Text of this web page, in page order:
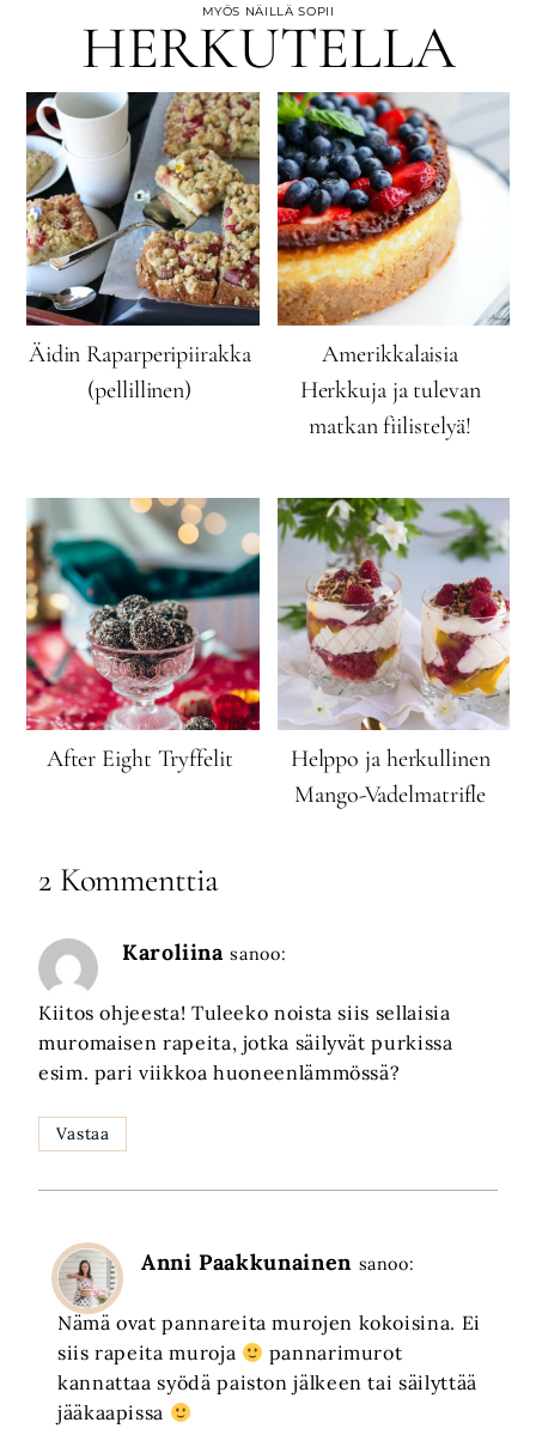
MYÖS NÄILLÄ SOPII
HERKUTELLA
Äidin Raparperipiirakka
(pellillinen)
Amerikkalaisia
Herkkuja ja tulevan
matkan fiilistelyä!
After Eight Tryffelit
Helppo ja herkullinen
Mango-Vadelmatrifle
2 Kommenttia
Karoliina sanoo:
Kiitos ohjeesta! Tuleeko noista siis sellaisia
muromaisen rapeita, jotka säilyvät purkissa
esim. pari viikkoa huoneenlämmössä?
Vastaa
Anni Paakkunainen sanoo:
Nämä ovat pannareita murojen kokoisina. Ei
siis rapeita muroja
pannarimurot
kannattaa syödä paiston jälkeen tai säilyttää
jääkaapissa